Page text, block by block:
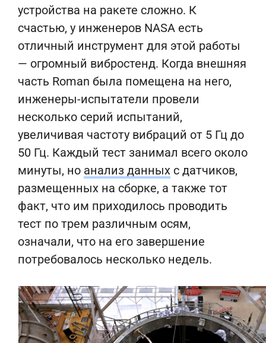
устройства на ракете сложно. К
счастью, у инженеров NASA есть
отличный инструмент для этой работы
— огромный вибростенд. Когда внешняя
часть Roman была помещена на него,
инженеры-испытатели провели
несколько серий испытаний,
увеличивая частоту вибраций от 5 Гц до
50 Гц. Каждый тест занимал всего около
минуты, но анализ данных с датчиков,
размещенных на сборке, а также тот
факт, что им приходилось проводить
тест по трем различным осям,
означали, что на его завершение
потребовалось несколько недель.